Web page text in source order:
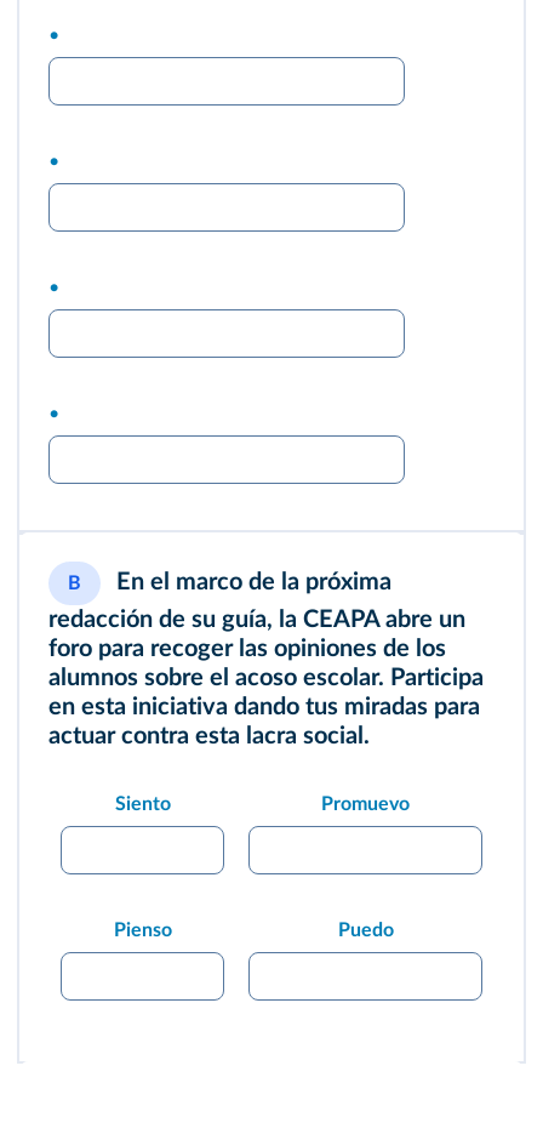
•
•
•
•
B
redacción de su guía, la CEAPA abre un
foro para recoger las opiniones de los
alumnos sobre el acoso escolar. Participa
en esta iniciativa dando tus miradas para
actuar contra esta lacra social.
Siento Promuevo
Pienso Puedo